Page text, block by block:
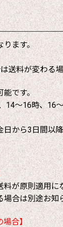
ります。
料が変わる場
能です。
14～16時、16
日から3日間以
が原則適用に
場合は別途お知
場合】